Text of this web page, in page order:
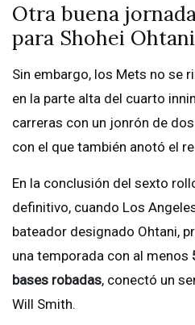
Otra buena
para Shohei Ohtani
Sin embargo, los Mets no se
en la parte alta del cuarto
carreras con un jonrón de
con el que también anotó el
En la conclusión del sexto
definitivo, cuando Los
bateador designado Ohtani,
una temporada con al menos
bases robadas, conectó un
Will Smith.